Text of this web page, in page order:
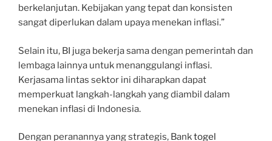
berkelanjutan. Kebijakan yang tepat dan konsisten
sangat diperlukan dalam upaya menekan inflasi.”
Selain itu, BI juga bekerja sama dengan pemerintah dan
lembaga lainnya untuk menanggulangi inflasi.
Kerjasama lintas sektor ini diharapkan dapat
memperkuat langkah-langkah yang diambil dalam
menekan inflasi di Indonesia.
Dengan peranannya yang strategis, Banktogel